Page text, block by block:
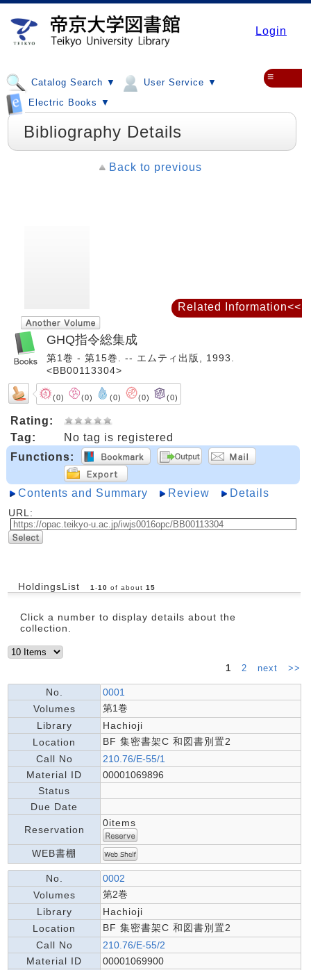
Login
Catalog Search ▼
User Service ▼
Electric Books ▼
≡
Bibliography Details
Back to previous
GHQ指令総集成
第1巻 - 第15巻. -- エムティ出版, 1993.
<BB00113304>
(0) (0) (0) (0) (0)
Rating:
Tag:
No tag is registered
Functions:
Contents and Summary Review Details
URL:
HoldingsList 1 -10 of about 15
Click a number to display details about the
collection.
1 2 next >>
No.
0001
Volumes
第1巻
Library
Hachioji
Location
BF 集密書架C 和図書別置2
Call No
210.76/E-55/1
Material ID
00001069896
Status
Due Date
Reservation
0items
WEB書棚
No.
0002
Volumes
第2巻
Library
Hachioji
Location
BF 集密書架C 和図書別置2
Call No
210.76/E-55/2
Material ID
00001069900
Related Information<<